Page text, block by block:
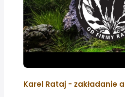
Karel Rataj - zakładanie